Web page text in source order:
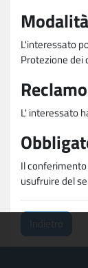
L'interessato
Protezione dei
Reclamo
L' interessato
Il
usufruire del
Indietro